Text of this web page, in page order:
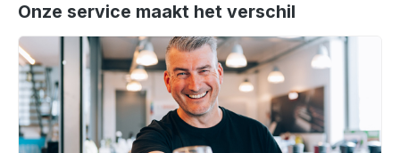
Onze service maakt het verschil